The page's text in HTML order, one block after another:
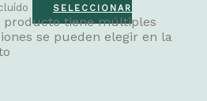
SELECCIONAR
producto tiene múltiples
se pueden elegir en la